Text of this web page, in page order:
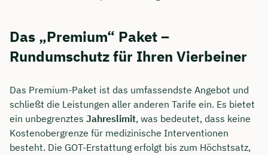
Das „Premium“ Paket –
Rundumschutz für Ihren Vierbeiner
Das Premium-Paket ist das umfassendste Angebot und
schließt die Leistungen aller anderen Tarife ein. Es bietet
ein unbegrenztes Jahreslimit, was bedeutet, dass keine
Kostenobergrenze für medizinische Interventionen
besteht. Die GOT-Erstattung erfolgt bis zum Höchstsatz,